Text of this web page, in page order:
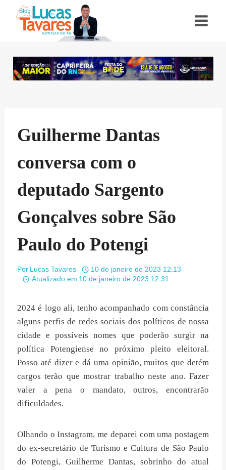
Guilherme Dantas
conversa com o
deputado Sargento
Gonçalves sobre São
Paulo do Potengi
Por Lucas Tavares
10 de janeiro de 2023 12:13
Atualizado em 10 de janeiro de 2023 12:31
2024 é logo ali, tenho acompanhado com constância
alguns perfis de redes sociais dos políticos de nossa
cidade e possíveis nomes que poderão surgir na
política Potengiense no próximo pleito eleitoral.
Posso até dizer e dá uma opinião, muitos que detém
cargos terão que mostrar trabalho neste ano. Fazer
valer a pena o mandato, outros, encontrarão
dificuldades.
Olhando o Instagram, me deparei com uma postagem
do ex-secretário de Turismo e Cultura de São Paulo
do Potengi, Guilherme Dantas, sobrinho do atual